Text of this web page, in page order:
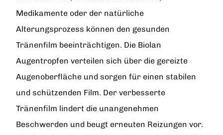
Medikamente oder der natürliche
Alterungsprozess können den gesunden
Tränenfilm beeinträchtigen. Die Biolan
Augentropfen verteilen sich über die gereizte
Augenoberfläche und sorgen für einen stabilen
und schützenden Film. Der verbesserte
Tränenfilm lindert die unangenehmen
Beschwerden und beugt erneuten Reizungen vor.